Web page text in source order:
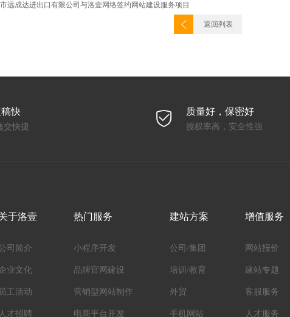
远成达进出口有限公司与洛壹网络签约网站建设服务项目
返回列表
快
交快捷
质量好，保密好
授权率高，安全性强
于洛壹
司简介
业文化
员工活动
人才招聘
热门服务
小程序开发
品牌官网建设
营销型网站制作
电商平台开发
建站方案
公司/集团
培训/教育
外贸
手机网站
增值服务
网站报价
建站专题
客服服务
人才服务